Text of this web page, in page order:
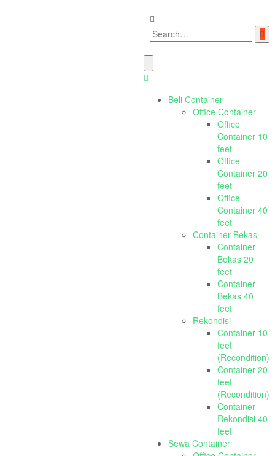
Beli Container
Office Container
Office
Container 10
feet
Office
Container 20
feet
Office
Container 40
feet
Container Bekas
Container
Bekas 20
feet
Container
Bekas 40
feet
Rekondisi
Container 10
feet
(Recondition)
Container 20
feet
(Recondition)
Container
Rekondisi 40
feet
Sewa Container